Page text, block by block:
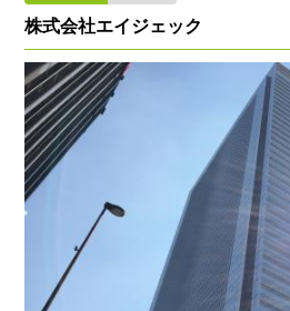
株式会社エイジェック